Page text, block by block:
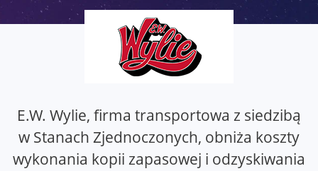
E.W. Wylie, firma transportowa z siedzibą
w Stanach Zjednoczonych, obniża koszty
wykonania kopii zapasowej i odzyskiwania